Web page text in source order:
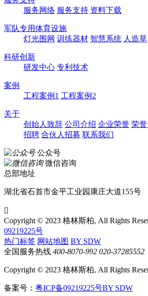
服务网络 服务支持 资料下载
军队专用体育设施
灯光围网 训练器材 智慧系统 人造草
科研创新
研发中心 专利技术
案例
工程案例1 工程案例2
关于
创始人致辞 公司介绍 企业荣誉 荣
招聘 合伙人招募 联系我们
公众号
微信咨询
总部地址
湖北省石首市金平工业园康庄大道155号

Copyright © 2023 格林斯柏, All Rights
09219225号
热门标签 网站地图 BY SDW
全国服务热线 400-8070-992 020-37285552
Copyright © 2023 格林斯柏, All Rights
备案号： 粤ICP备09219225号BY SDW